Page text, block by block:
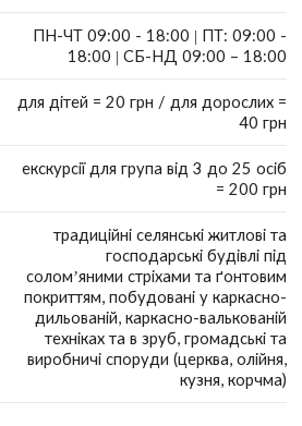
ПН-ЧТ 09:00 - 18:00 | ПТ: 09:00 -
18:00 | СБ-НД 09:00 – 18:00
для дітей = 20 грн / для дорослих =
40 грн
екскурсії для група від 3 до 25 осіб
= 200 грн
традиційні селянські житлові та
господарські будівлі під
солом’яними стріхами та ґонтовим
покриттям, побудовані у каркасно-
дильованій, каркасно-валькованій
техніках та в зруб, громадські та
виробничі споруди (церква, олійня,
кузня, корчма)